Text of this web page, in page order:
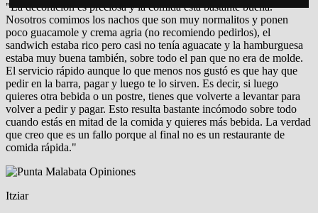
"La decoración es preciosa y la comida está bastante buena.
Nosotros comimos los nachos que son muy normalitos y ponen
poco guacamole y crema agria (no recomiendo pedirlos), el
sandwich estaba rico pero casi no tenía aguacate y la hamburguesa
estaba muy buena también, sobre todo el pan que no era de molde.
El servicio rápido aunque lo que menos nos gustó es que hay que
pedir en la barra, pagar y luego te lo sirven. Es decir, si luego
quieres otra bebida o un postre, tienes que volverte a levantar para
volver a pedir y pagar. Esto resulta bastante incómodo sobre todo
cuando estás en mitad de la comida y quieres más bebida. La verdad
que creo que es un fallo porque al final no es un restaurante de
comida rápida."
Itziar